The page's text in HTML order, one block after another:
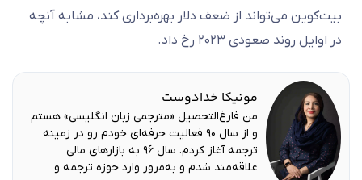
بیت‌کوین می‌تواند از ضعف دلار بهره‌برداری کند، مشابه آنچه
در اوایل روند صعودی ۲۰۲۳ رخ داد.
مونیکا خدادوست
من فارغ‌التحصیل «مترجمی زبان انگلیسی» هستم
و از سال ۹۰ فعالیت حرفه‌ای خودم رو در زمینه
ترجمه آغاز کردم. سال ۹۶ به بازارهای مالی
علاقه‌مند شدم و به‌مرور وارد حوزه ترجمه و